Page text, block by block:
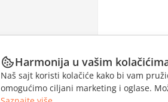
Harmonija u vašim
Naš sajt koristi kolačiće kako bi vam
omogućimo ciljani marketing i oglase.